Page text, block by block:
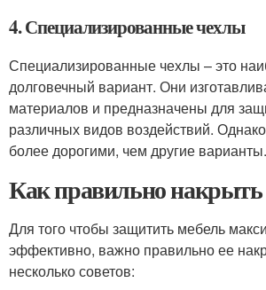
4. Специализированные чехлы
Специализированные чехлы – это
долговечный вариант. Они
материалов и предназначены для
различных видов воздействий.
более дорогими, чем другие варианты.
Как правильно накрыть
Для того чтобы защитить мебель
эффективно, важно правильно ее
несколько советов: